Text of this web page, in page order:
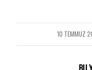
10 TEMMUZ
/